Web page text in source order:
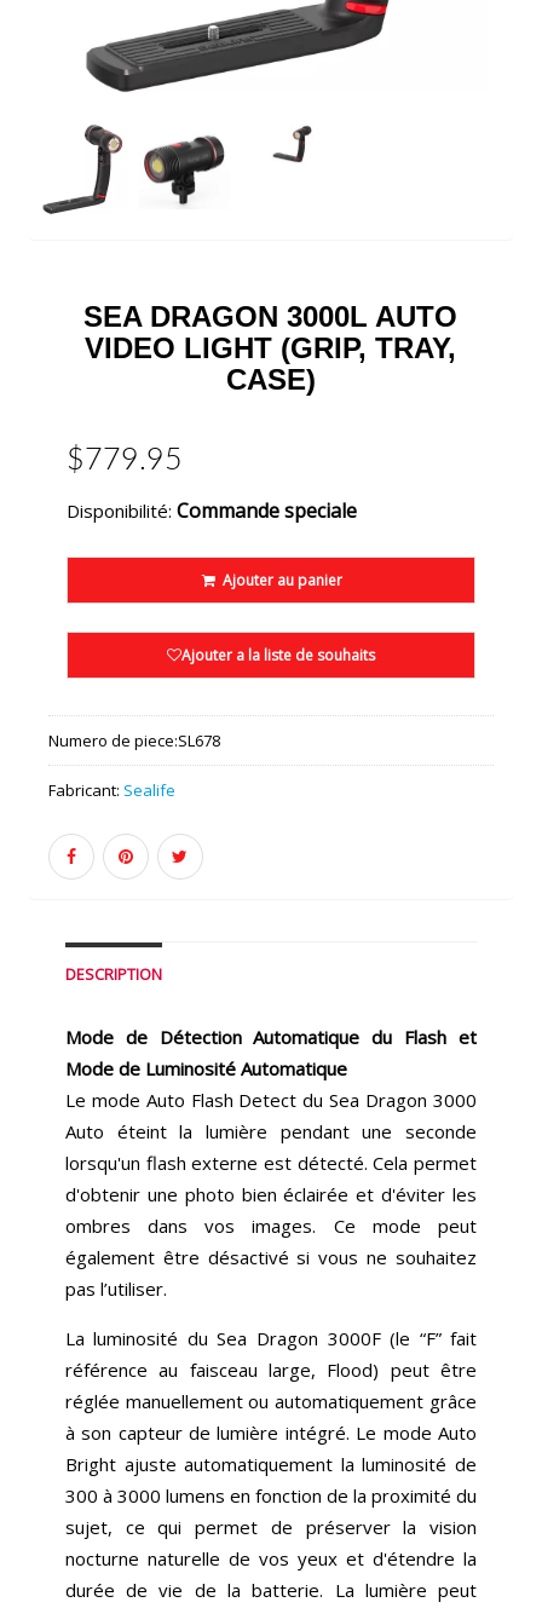
SEA DRAGON 3000L AUTO
VIDEO LIGHT (GRIP, TRAY,
CASE)
$779.95
Disponibilité: Commande speciale
Ajouter au panier
Ajouter a la liste de souhaits
Numero de piece:SL678
Fabricant: Sealife
DESCRIPTION
Mode de Détection Automatique du Flash et
Mode de Luminosité Automatique
Le mode Auto Flash Detect du Sea Dragon 3000
Auto éteint la lumière pendant une seconde
lorsqu'un flash externe est détecté. Cela permet
d'obtenir une photo bien éclairée et d'éviter les
ombres dans vos images. Ce mode peut
également être désactivé si vous ne souhaitez
pas l’utiliser.
La luminosité du Sea Dragon 3000F (le “F” fait
référence au faisceau large, Flood) peut être
réglée manuellement ou automatiquement grâce
à son capteur de lumière intégré. Le mode Auto
Bright ajuste automatiquement la luminosité de
300 à 3000 lumens en fonction de la proximité du
sujet, ce qui permet de préserver la vision
nocturne naturelle de vos yeux et d'étendre la
durée de vie de la batterie. La lumière peut